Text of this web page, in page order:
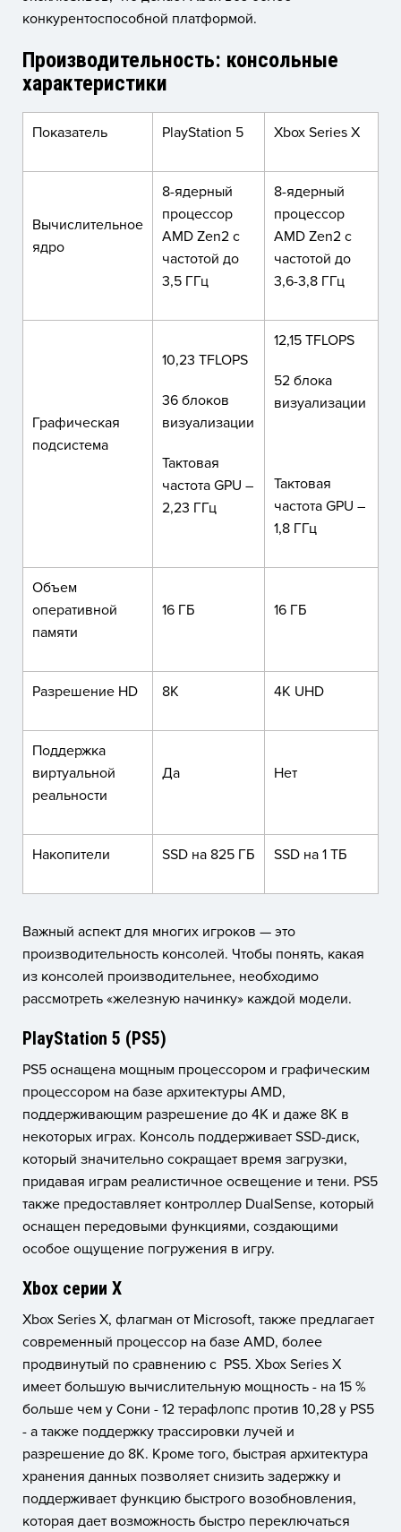
конкурентоспособной платформой.
Производительность: консольные
характеристики
Показатель PlayStation 5 Xbox Series X
Вычислительное
ядро
8-ядерный
процессор
AMD Zen2 с
частотой до
3,5 ГГц
8-ядерный
процессор
AMD Zen2 с
частотой до
3,6-3,8 ГГц
Графическая
подсистема
10,23 TFLOPS
36 блоков
визуализации
Тактовая
частота GPU –
2,23 ГГц
12,15 TFLOPS
52 блока
визуализации
Тактовая
частота GPU –
1,8 ГГц
Объем
оперативной
памяти
16 ГБ 16 ГБ
Разрешение HD 8K 4K UHD
Поддержка
виртуальной
реальности
Да Нет
Накопители SSD на 825 ГБ SSD на 1 ТБ
Важный аспект для многих игроков — это
производительность консолей. Чтобы понять, какая
из консолей производительнее, необходимо
рассмотреть «железную начинку» каждой модели.
PlayStation 5 (PS5)
PS5 оснащена мощным процессором и графическим
процессором на базе архитектуры AMD,
поддерживающим разрешение до 4K и даже 8K в
некоторых играх. Консоль поддерживает SSD-диск,
который значительно сокращает время загрузки,
придавая играм реалистичное освещение и тени. PS5
также предоставляет контроллер DualSense, который
оснащен передовыми функциями, создающими
особое ощущение погружения в игру.
Xbox серии X
Xbox Series X, флагман от Microsoft, также предлагает
современный процессор на базе AMD, более
продвинутый по сравнению с PS5. Xbox Series X
имеет большую вычислительную мощность - на 15 %
больше чем у Сони - 12 терафлопс против 10,28 у PS5
- а также поддержку трассировки лучей и
разрешение до 8K. Кроме того, быстрая архитектура
хранения данных позволяет снизить задержку и
поддерживает функцию быстрого возобновления,
которая дает возможность быстро переключаться